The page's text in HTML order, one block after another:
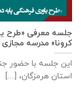
جلسه معرفی «طرح
کرونا» مدرسه مجازی
این جلسه با حضور
استان هرمزگان، [...]